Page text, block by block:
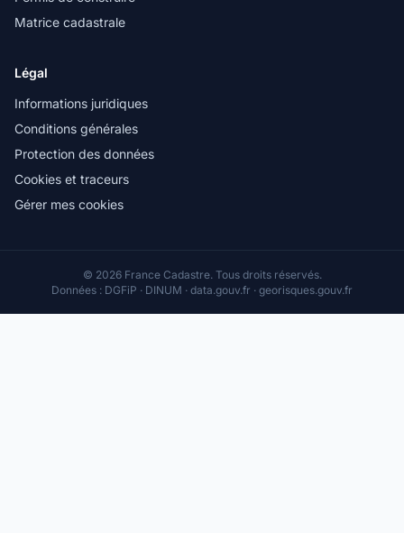
Matrice cadastrale
Légal
Informations juridiques
Conditions générales
Protection des données
Cookies et traceurs
Gérer mes cookies
© 2026 France Cadastre. Tous droits réservés.
Données : DGFiP · DINUM · data.gouv.fr · georisques.gouv.fr